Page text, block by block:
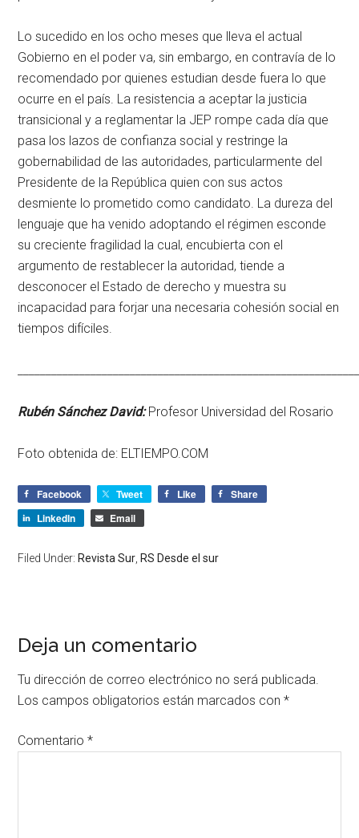
Lo sucedido en los ocho meses que lleva el actual
Gobierno en el poder va, sin embargo, en contravía de lo
recomendado por quienes estudian desde fuera lo que
ocurre en el país. La resistencia a aceptar la justicia
transicional y a reglamentar la JEP rompe cada día que
pasa los lazos de confianza social y restringe la
gobernabilidad de las autoridades, particularmente del
Presidente de la República quien con sus actos
desmiente lo prometido como candidato. La dureza del
lenguaje que ha venido adoptando el régimen esconde
su creciente fragilidad la cual, encubierta con el
argumento de restablecer la autoridad, tiende a
desconocer el Estado de derecho y muestra su
incapacidad para forjar una necesaria cohesión social en
tiempos difíciles.
Rubén Sánchez David:Profesor Universidad del Rosario
Foto obtenida de: ELTIEMPO.COM
Facebook Tweet Like
Share
LinkedIn
Email
Filed Under: Revista Sur RS Desde el sur
Deja un comentario
Tu dirección de correo electrónico no será publicada.
Los campos obligatorios están marcados con*
Comentario*